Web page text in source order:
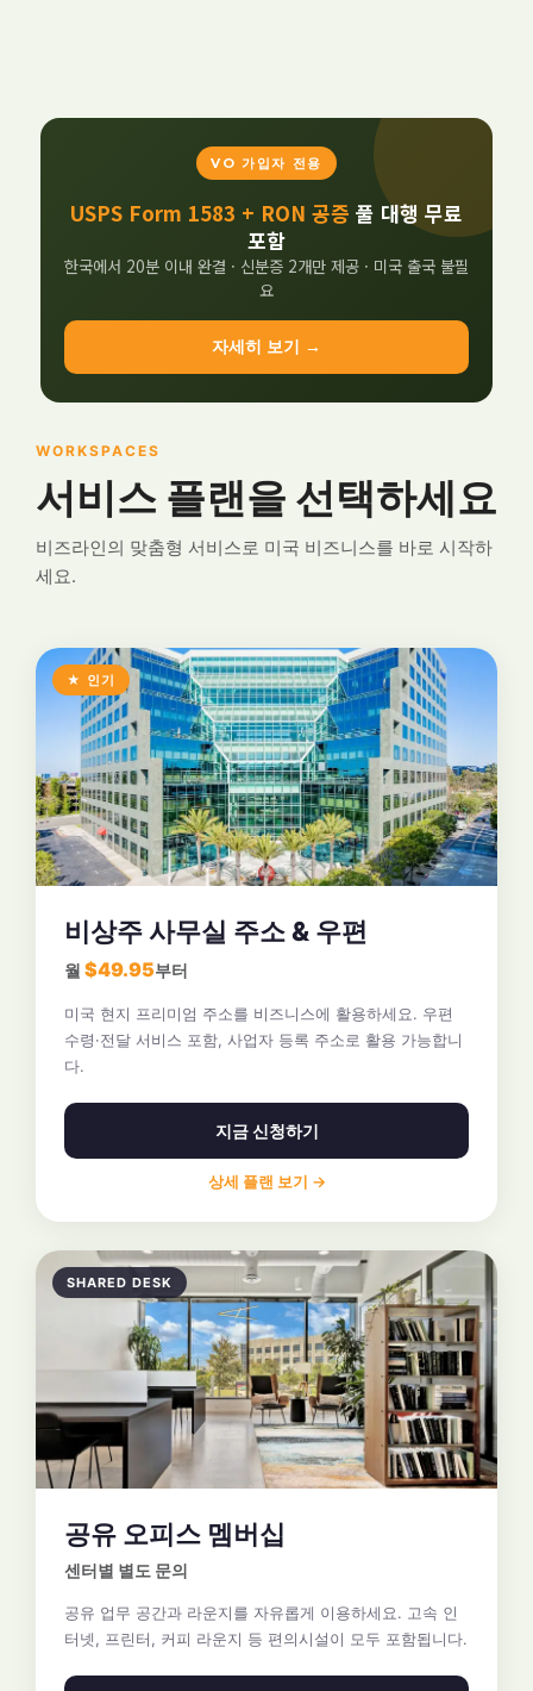
VO 가입자 전용
USPS Form 1583 + RON 공증 풀 대행 무료
포함
한국에서 20분 이내 완결 · 신분증 2개만 제공 · 미국 출국 불필
요
자세히 보기 →
WORKSPACES
서비스 플랜을 선택하세요
비즈라인의 맞춤형 서비스로 미국 비즈니스를 바로 시작하
세요.
★ 인기
비상주 사무실 주소 & 우편
월 $49.95부터
미국 현지 프리미엄 주소를 비즈니스에 활용하세요. 우편
수령·전달 서비스 포함, 사업자 등록 주소로 활용 가능합니
다.
지금 신청하기
상세 플랜 보기 →
SHARED DESK
공유 오피스 멤버십
센터별 별도 문의
공유 업무 공간과 라운지를 자유롭게 이용하세요. 고속 인
터넷, 프린터, 커피 라운지 등 편의시설이 모두 포함됩니다.